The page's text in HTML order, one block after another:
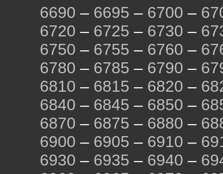
6690 – 6695 – 6700 –
6720 – 6725 – 6730 –
6750 – 6755 – 6760 –
6780 – 6785 – 6790 –
6810 – 6815 – 6820 –
6840 – 6845 – 6850 –
6870 – 6875 – 6880 –
6900 – 6905 – 6910 –
6930 – 6935 – 6940 –